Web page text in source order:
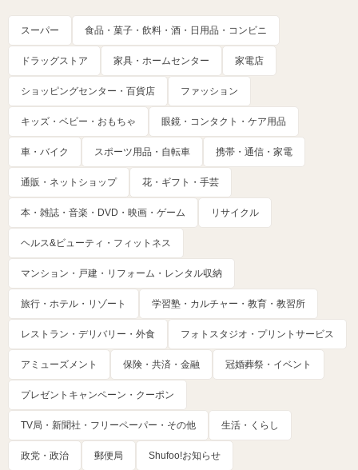
スーパー 食品・菓子・飲料・酒・日用品・コンビニ
ドラッグストア 家具・ホームセンター 家電店
ショッピングセンター・百貨店 ファッション
キッズ・ベビー・おもちゃ 眼鏡・コンタクト・ケア用品
車・バイク スポーツ用品・自転車 携帯・通信・家電
通販・ネットショップ 花・ギフト・手芸
本・雑誌・音楽・DVD・映画・ゲーム リサイクル
ヘルス&ビューティ・フィットネス
マンション・戸建・リフォーム・レンタル収納
旅行・ホテル・リゾート 学習塾・カルチャー・教育・教習所
レストラン・デリバリー・外食 フォトスタジオ・プリントサービス
アミューズメント 保険・共済・金融 冠婚葬祭・イベント
プレゼントキャンペーン・クーポン
TV局・新聞社・フリーペーパー・その他 生活・くらし
政党・政治 郵便局 Shufoo!お知らせ